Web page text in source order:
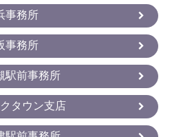
事務所
事務所
駅前事務所
タウン支店